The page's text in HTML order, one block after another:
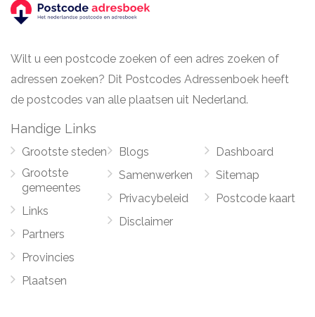
Wilt u een postcode zoeken of een adres zoeken of
adressen zoeken? Dit Postcodes Adressenboek heeft
de postcodes van alle plaatsen uit Nederland.
Handige Links
Grootste steden
Grootste
gemeentes
Links
Partners
Provincies
Plaatsen
Blogs
Samenwerken
Privacybeleid
Disclaimer
Dashboard
Sitemap
Postcode kaart